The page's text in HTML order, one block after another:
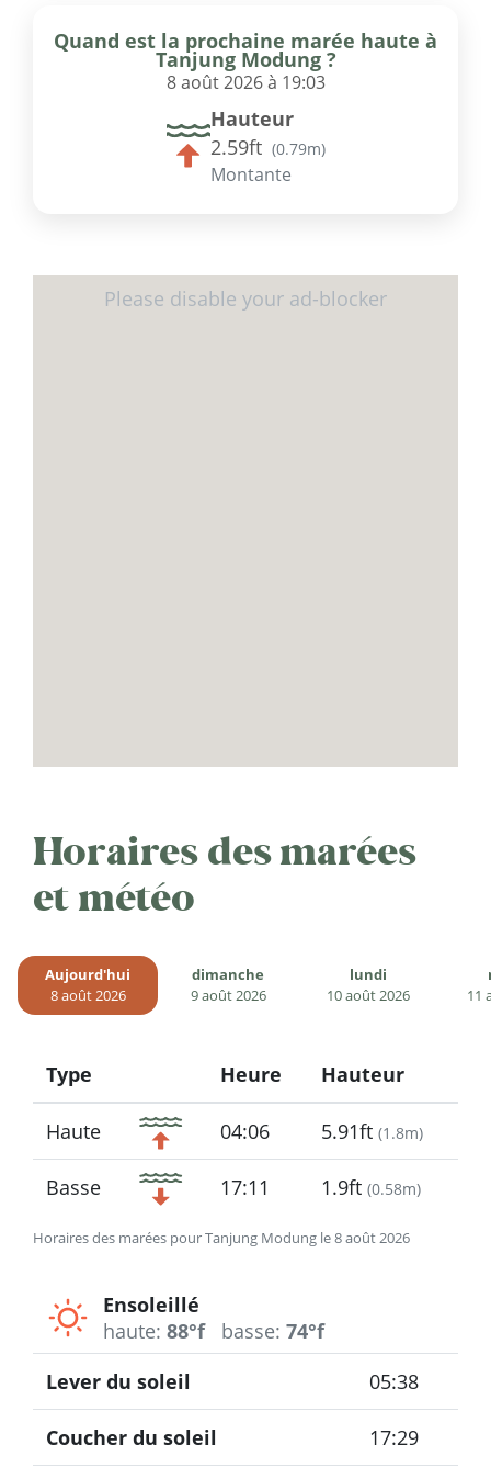
Quand est la prochaine marée haute à
Tanjung Modung ?
8 août 2026 à 19:03
Hauteur
2.59ft (0.79m)
Montante
Horaires des marées
et météo
Aujourd'hui
8 août 2026
dimanche
9 août 2026
lundi
10 août 2026
11
Horaires des marées pour Tanjung Modung le 8 août 2026
Type
Icon
Heure Hauteur
Haute 04:06 5.91ft (1.8m)
Basse 17:11 1.9ft (0.58m)
Ensoleillé
haute: 88°f basse: 74°f
Lever du soleil 05:38
Coucher du soleil 17:29